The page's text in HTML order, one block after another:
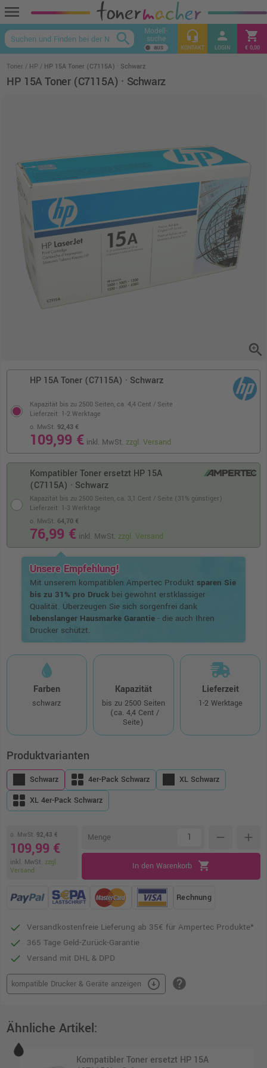
menu
keyboard_arrow_up
search Modell-
suche headset_mic
KONTAKT
person
LOGIN
shopping_cart
€ 0,00
Toner HP HP 15A Toner (C7115A) · Schwarz
HP 15A Toner (C7115A) · Schwarz
zoom_in
HP 15A Toner (C7115A) · Schwarz
Kapazität bis zu 2500 Seiten, ca. 4,4 Cent / Seite
o. MwSt.92,43 €
109,99 € inkl. MwSt.zzgl. Versand
Lieferzeit: 1-2 Werktage
Kompatibler Toner ersetzt HP 15A
(C7115A) · Schwarz
Kapazität bis zu 2500 Seiten, ca. 3,1 Cent / Seite (31% günstiger)
o. MwSt. 64,70 €
76,99 € inkl. MwSt. zzgl. Versand
Lieferzeit: 1-3 Werktage
Unsere Empfehlung!
Mit unserem kompatiblen Ampertec Produkt sparen Sie
bis zu 31% pro Druckbei gewohnt erstklassiger
Qualität. Überzeugen Sie sich sorgenfrei dank
lebenslanger Hausmarke Garantie- die auch Ihren
Drucker schützt.
Farben
schwarz
Kapazität
bis zu 2500 Seiten
(ca. 4,4 Cent /
Seite)
Lieferzeit
1-2 Werktage
Produktvarianten
Schwarz 4er-Pack Schwarz
XL Schwarz
XL 4er-Pack Schwarz
o. MwSt. 92,43 €
109,99 €
inkl. MwSt. zzgl.
Versand
Menge remove add
In den Warenkorb shopping_cart
Rechnung
Versandkostenfreie Lieferung ab 35€ für Ampertec Produkte*
365 Tage Geld-Zurück-Garantie
Versand mit DHL & DPD
kompatible Drucker & Geräte anzeigen arrow_circle_down help
Ähnliche Artikel:
Kompatibler Toner ersetzt HP 15A